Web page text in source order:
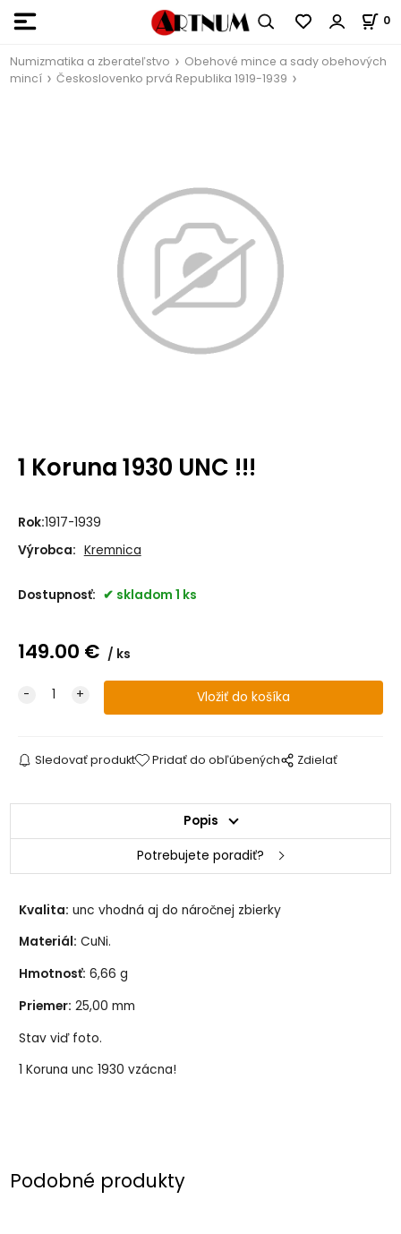
0
Numizmatika a zberateľstvo
Obehové mince a sady obehových
mincí
Českoslovenko prvá Republika 1919-1939
1 Koruna 1930 UNC !!!
Rok:1917-1939
Výrobca: Kremnica
Dostupnosť: skladom 1 ks
149.00 € ks
Sledovať produkt Pridať do obľúbených Zdielať
Popis
Potrebujete poradiť?
Kvalita: unc vhodná aj do náročnej zbierky
Materiál: CuNi.
Hmotnosť: 6,66 g
Priemer: 25,00 mm
Stav viď foto.
1 Koruna unc 1930 vzácna!
Podobné produkty